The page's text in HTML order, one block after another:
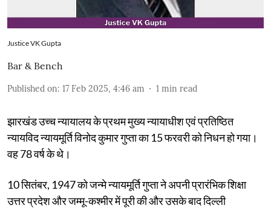
Justice VK Gupta
Bar & Bench
Published on: 17 Feb 2025, 4:46 am 1 min read
झारखंड उच्च न्यायालय के प्रथम मुख्य न्यायाधीश एवं प्रतिष्ठित
न्यायविद न्यायमूर्ति विनोद कुमार गुप्ता का 15 फरवरी को निधन हो गया।
वह 78 वर्ष के थे।
10 सितंबर, 1947 को जन्मे न्यायमूर्ति गुप्ता ने अपनी प्रारंभिक शिक्षा
उत्तर प्रदेश और जम्मू-कश्मीर में पूरी की और उसके बाद दिल्ली